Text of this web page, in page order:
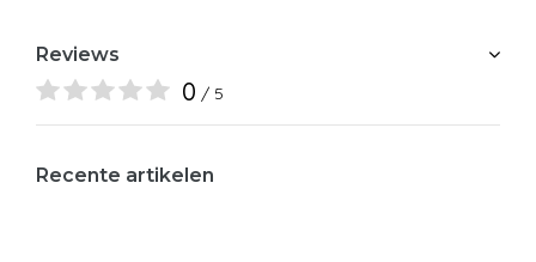
Reviews
0 / 5
Recente artikelen